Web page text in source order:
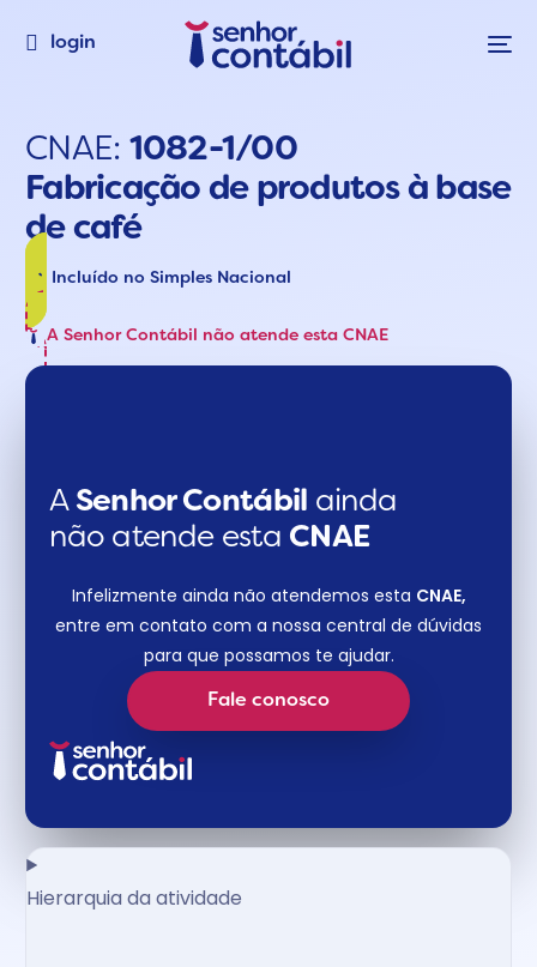
login
CNAE: 1082-1/00
Fabricação de produtos à base
de café
Incluído no Simples Nacional
A Senhor Contábil não atende esta CNAE
A Senhor Contábil ainda
não atende esta CNAE​
Infelizmente ainda não atendemos esta CNAE,
entre em contato com a nossa central de dúvidas
para que possamos te ajudar.
Fale conosco
Hierarquia da atividade